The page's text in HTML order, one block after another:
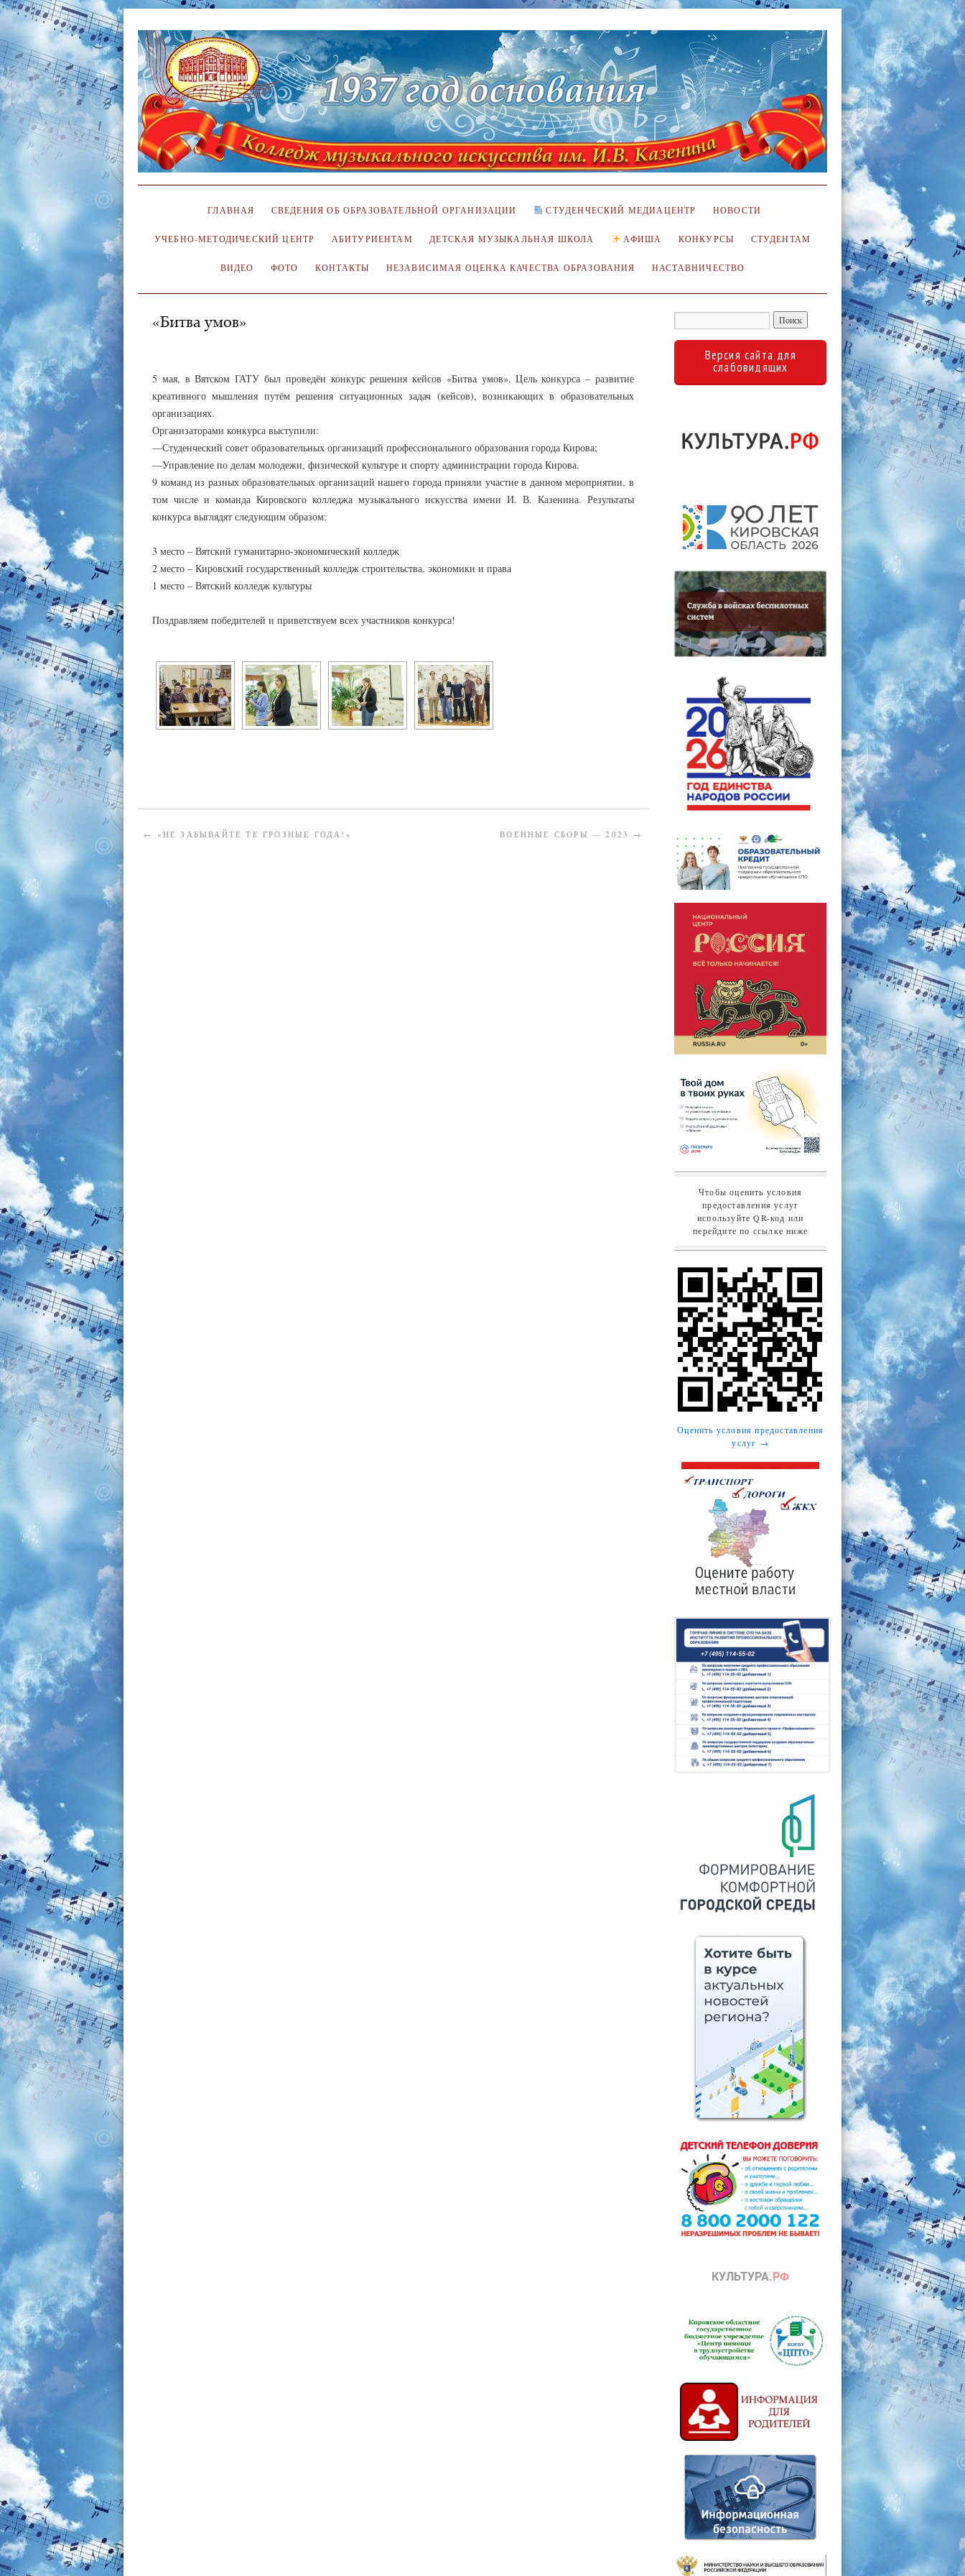
ГЛАВНАЯ СВЕДЕНИЯ ОБ ОБРАЗОВАТЕЛЬНОЙ ОРГАНИЗАЦИИ СТУДЕНЧЕСКИЙ МЕДИАЦЕНТР НОВОСТИ
УЧЕБНО-МЕТОДИЧЕСКИЙ ЦЕНТР АБИТУРИЕНТАМ ДЕТСКАЯ МУЗЫКАЛЬНАЯ ШКОЛА АФИША КОНКУРСЫ СТУДЕНТАМ
ВИДЕО ФОТО КОНТАКТЫ НЕЗАВИСИМАЯ ОЦЕНКА КАЧЕСТВА ОБРАЗОВАНИЯ НАСТАВНИЧЕСТВО
«Битва умов»
5 мая, в Вятском ГАТУ был проведён конкурс решения кейсов «Битва умов». Цель конкурса – развитие
креативного мышления путём решения ситуационных задач (кейсов), возникающих в образовательных
организациях.
Организаторами конкурса выступили:
—Студенческий совет образовательных организаций профессионального образования города Кирова;
—Управление по делам молодежи, физической культуре и спорту администрации города Кирова.
9 команд из разных образовательных организаций нашего города приняли участие в данном мероприятии, в
том числе и команда Кировского колледжа музыкального искусства имени И. В. Казенина. Результаты
конкурса выглядят следующим образом:
3 место – Вятский гуманитарно-экономический колледж
2 место – Кировский государственный колледж строительства, экономики и права
1 место – Вятский колледж культуры
Поздравляем победителей и приветствуем всех участников конкурса!
← «НЕ ЗАБЫВАЙТЕ ТЕ ГРОЗНЫЕ ГОДА!» ВОЕННЫЕ СБОРЫ — 2023 →
Версия сайта для
слабовидящих
Чтобы оценить условия
предоставления услуг
используйте QR-код или
перейдите по ссылке ниже
Оценить условия предоставления
услуг →